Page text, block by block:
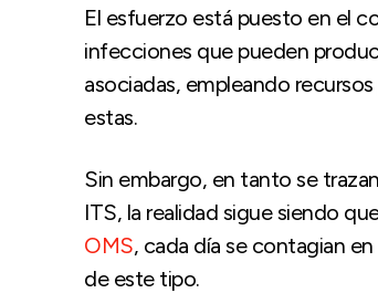
El esfuerzo está puesto en el
infecciones que pueden
asociadas, empleando
estas.
Sin embargo, en tanto se
ITS, la realidad sigue siendo
OMS, cada día se contagian
de este tipo.